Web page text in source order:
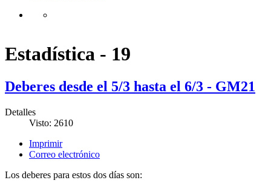
Estadística - 19
Deberes desde el 5/3 hasta el 6/3 - GM21
Detalles
Visto: 2610
Imprimir
Correo electrónico
Los deberes para estos dos días son: